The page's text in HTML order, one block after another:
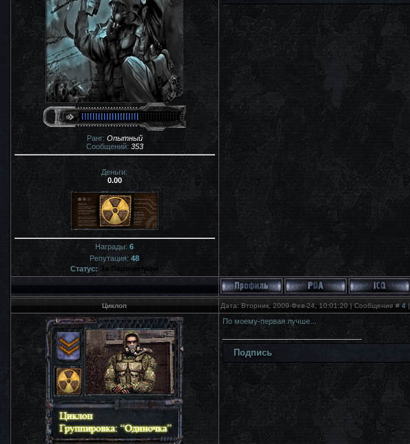
Ранг: Опытный
Сообщений: 353
Деньги:
0.00
Награды:6
Репутация:48
Статус:За Периметром
Циклоп Дата: Вторник, 2009-Фев-24, 10:01:20 | Сообщение # 4|
По моему-первая лучше...
Подпись